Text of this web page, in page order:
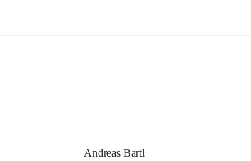
Andreas Bartl